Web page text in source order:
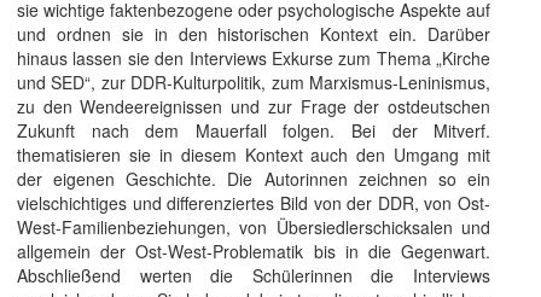
sie wichtige faktenbezogene oder psychologische Aspekte auf
und ordnen sie in den historischen Kontext ein. Darüber
hinaus lassen sie den Interviews Exkurse zum Thema „Kirche
und SED“, zur DDR-Kulturpolitik, zum Marxismus-Leninismus,
zu den Wendeereignissen und zur Frage der ostdeutschen
Zukunft nach dem Mauerfall folgen. Bei der Mitverf.
thematisieren sie in diesem Kontext auch den Umgang mit
der eigenen Geschichte. Die Autorinnen zeichnen so ein
vielschichtiges und differenziertes Bild von der DDR, von Ost-
West-Familienbeziehungen, von Übersiedlerschicksalen und
allgemein der Ost-West-Problematik bis in die Gegenwart.
Abschließend werten die Schülerinnen die Interviews